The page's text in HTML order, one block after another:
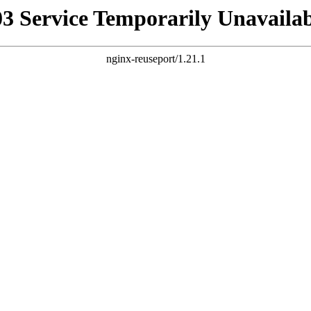
Service Temporarily
nginx-reuseport/1.21.1